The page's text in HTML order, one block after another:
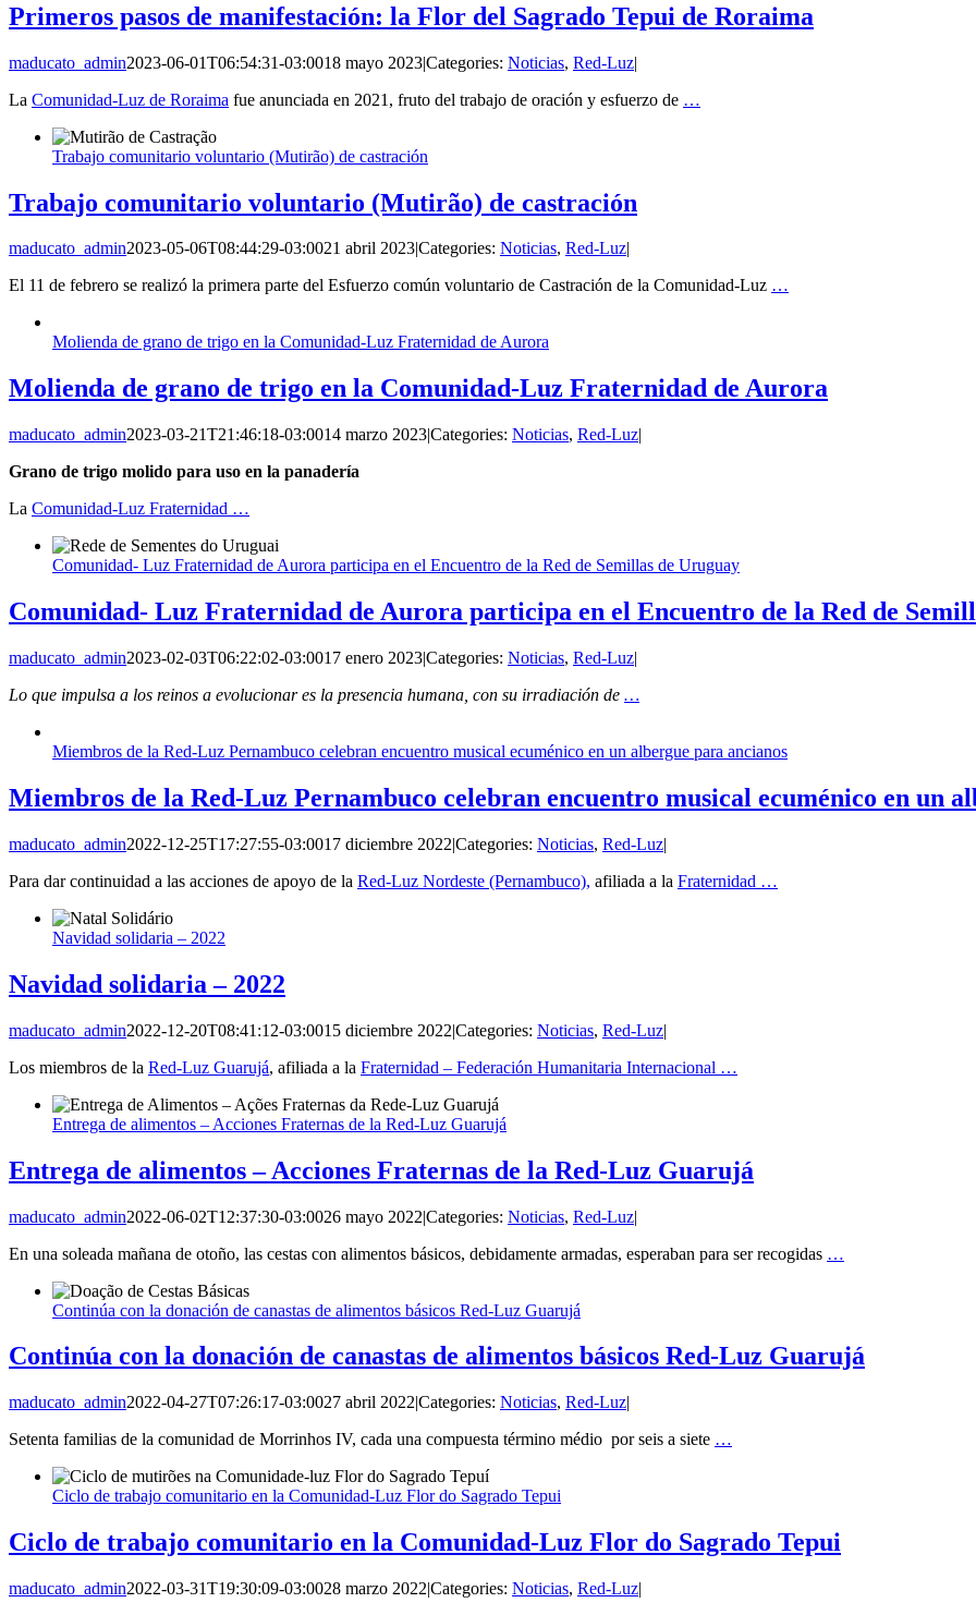
Primeros pasos de manifestación: la Flor del Sagrado Tepui de Roraima
maducato_admin2023-06-01T06:54:31-03:0018 mayo 2023|Categories: Noticias, Red-Luz|
La Comunidad-Luz de Roraima fue anunciada en 2021, fruto del trabajo de oración y esfuerzo de …
Trabajo comunitario voluntario (Mutirão) de castración
Trabajo comunitario voluntario (Mutirão) de castración
maducato_admin2023-05-06T08:44:29-03:0021 abril 2023|Categories: Noticias, Red-Luz|
El 11 de febrero se realizó la primera parte del Esfuerzo común voluntario de Castración de la Comunidad-Luz …
Molienda de grano de trigo en la Comunidad-Luz Fraternidad de Aurora
Molienda de grano de trigo en la Comunidad-Luz Fraternidad de Aurora
maducato_admin2023-03-21T21:46:18-03:0014 marzo 2023|Categories: Noticias, Red-Luz|
Grano de trigo molido para uso en la panadería
La Comunidad-Luz Fraternidad …
Comunidad- Luz Fraternidad de Aurora participa en el Encuentro de la Red de Semillas de Uruguay
Comunidad- Luz Fraternidad de Aurora participa en el Encuentro de la Red de
maducato_admin2023-02-03T06:22:02-03:0017 enero 2023|Categories: Noticias, Red-Luz|
Lo que impulsa a los reinos a evolucionar es la presencia humana, con su irradiación de …
Miembros de la Red-Luz Pernambuco celebran encuentro musical ecuménico en un albergue para ancianos
Miembros de la Red-Luz Pernambuco celebran encuentro musical ecuménico en un
maducato_admin2022-12-25T17:27:55-03:0017 diciembre 2022|Categories: Noticias, Red-Luz|
Para dar continuidad a las acciones de apoyo de la Red-Luz Nordeste (Pernambuco), afiliada a la Fraternidad …
Navidad solidaria – 2022
Navidad solidaria – 2022
maducato_admin2022-12-20T08:41:12-03:0015 diciembre 2022|Categories: Noticias, Red-Luz|
Los miembros de la Red-Luz Guarujá, afiliada a la Fraternidad – Federación Humanitaria Internacional …
Entrega de alimentos – Acciones Fraternas de la Red-Luz Guarujá
Entrega de alimentos – Acciones Fraternas de la Red-Luz Guarujá
maducato_admin2022-06-02T12:37:30-03:0026 mayo 2022|Categories: Noticias, Red-Luz|
En una soleada mañana de otoño, las cestas con alimentos básicos, debidamente armadas, esperaban para ser recogidas …
Continúa con la donación de canastas de alimentos básicos Red-Luz Guarujá
Continúa con la donación de canastas de alimentos básicos Red-Luz Guarujá
maducato_admin2022-04-27T07:26:17-03:0027 abril 2022|Categories: Noticias, Red-Luz|
Setenta familias de la comunidad de Morrinhos IV, cada una compuesta término médio por seis a siete …
Ciclo de trabajo comunitario en la Comunidad-Luz Flor do Sagrado Tepui
Ciclo de trabajo comunitario en la Comunidad-Luz Flor do Sagrado Tepui
maducato_admin2022-03-31T19:30:09-03:0028 marzo 2022|Categories: Noticias, Red-Luz|